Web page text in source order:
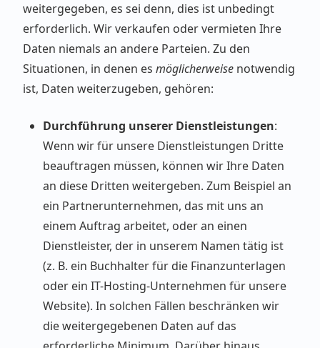
weitergegeben, es sei denn, dies ist unbedingt
erforderlich. Wir verkaufen oder vermieten Ihre
Daten niemals an andere Parteien. Zu den
Situationen, in denen es möglicherweise notwendig
ist, Daten weiterzugeben, gehören:
Durchführung unserer Dienstleistungen:
Wenn wir für unsere Dienstleistungen Dritte
beauftragen müssen, können wir Ihre Daten
an diese Dritten weitergeben. Zum Beispiel an
ein Partnerunternehmen, das mit uns an
einem Auftrag arbeitet, oder an einen
Dienstleister, der in unserem Namen tätig ist
(z. B. ein Buchhalter für die Finanzunterlagen
oder ein IT-Hosting-Unternehmen für unsere
Website). In solchen Fällen beschränken wir
die weitergegebenen Daten auf das